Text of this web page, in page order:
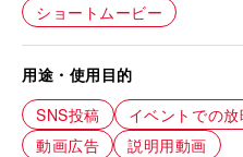
ショートムービー
用途・使用目的
SNS投稿
イベントでの放
動画広告
説明用動画